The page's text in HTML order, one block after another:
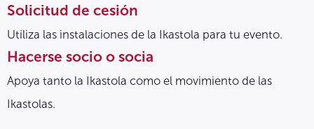
Solicitud de cesión
Utiliza las instalaciones de la Ikastola para tu evento.
Hacerse socio o socia
Apoya tanto la Ikastola como el movimiento de las
Ikastolas.